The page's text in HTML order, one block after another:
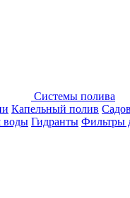
Системы полива
Капельный полив
воды Гидранты Фильтры